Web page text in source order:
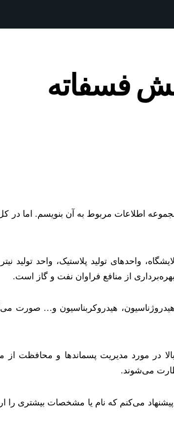
فسفاته
اطلاعات مربوط به آن بنویسم. اما در
واحدهای تولید پلاستیک، واحد تولید
از منافع فراوان نفت و گاز است.
هیدروکربناسیون و… صورت
بالا در مورد مدیریت پسماندها و محافظت
می‌شوند.
می‌کنم که نام یا مشخصات بیشتری را